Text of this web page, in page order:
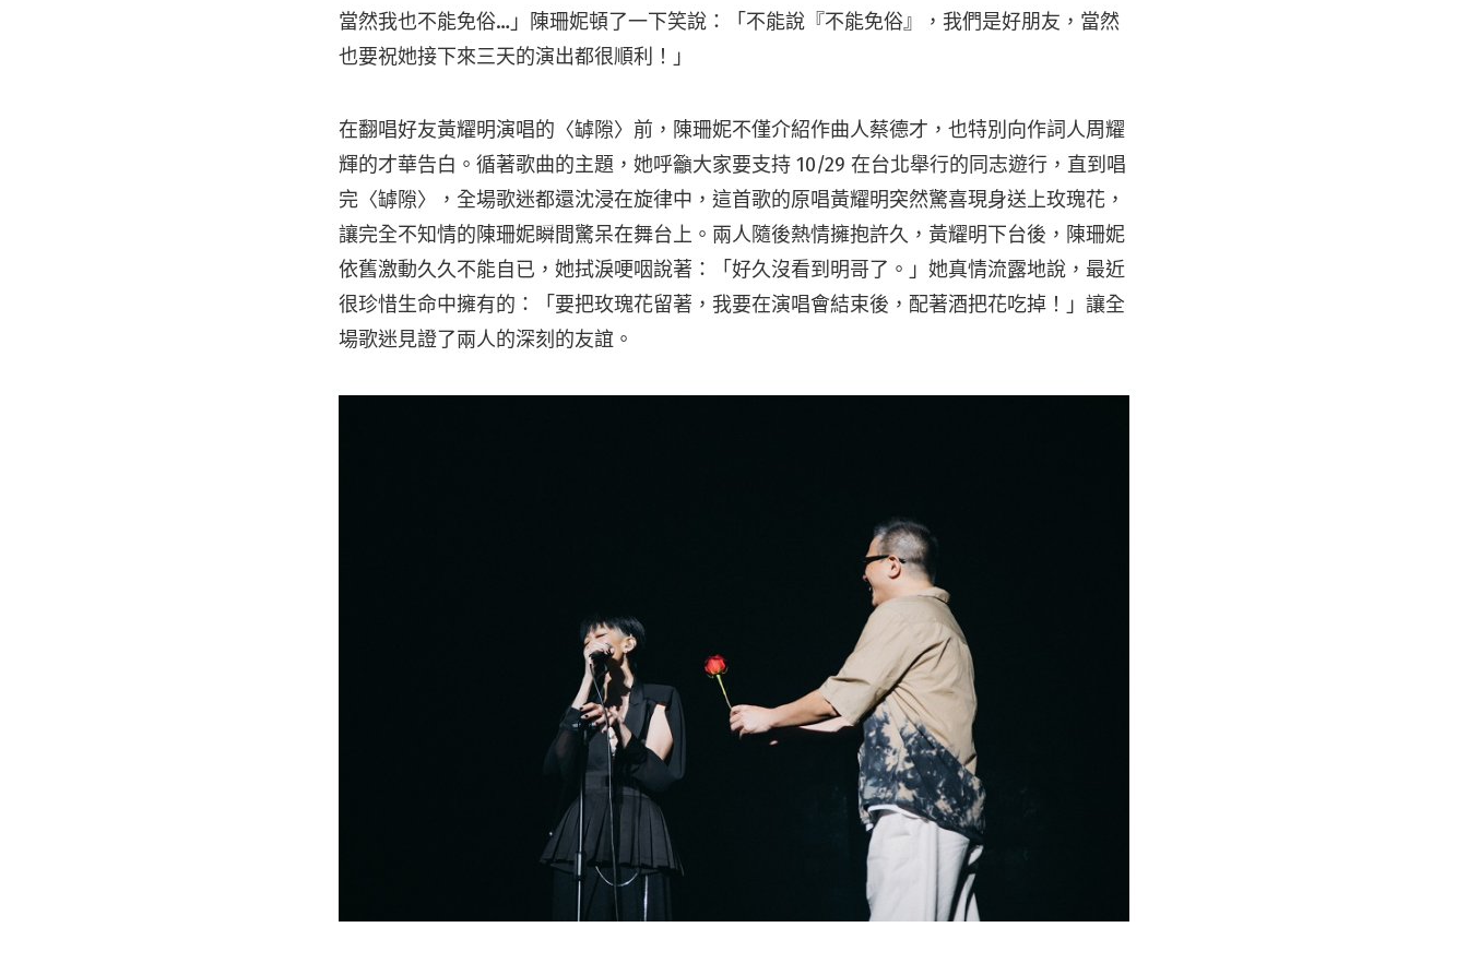
當然我也不能免俗…」陳珊妮頓了一下笑說：「不能說『不能免俗』，我們是好朋友，當然
也要祝她接下來三天的演出都很順利！」
在翻唱好友黃耀明演唱的〈罅隙〉前，陳珊妮不僅介紹作曲人蔡德才，也特別向作詞人周耀
輝的才華告白。循著歌曲的主題，她呼籲大家要支持 10/29 在台北舉行的同志遊行，直到唱
完〈罅隙〉，全場歌迷都還沈浸在旋律中，這首歌的原唱黃耀明突然驚喜現身送上玫瑰花，
讓完全不知情的陳珊妮瞬間驚呆在舞台上。兩人隨後熱情擁抱許久，黃耀明下台後，陳珊妮
依舊激動久久不能自已，她拭淚哽咽說著：「好久沒看到明哥了。」她真情流露地說，最近
很珍惜生命中擁有的：「要把玫瑰花留著，我要在演唱會結束後，配著酒把花吃掉！」讓全
場歌迷見證了兩人的深刻的友誼。